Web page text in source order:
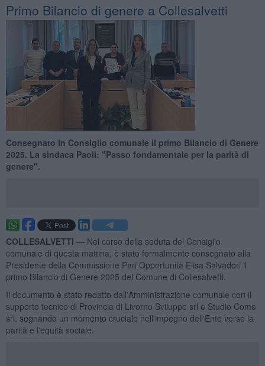
Primo Bilancio di genere a Collesalvetti
Consegnato in Consiglio comunale il primo Bilancio di Genere
2025. La sindaca Paoli: "Passo fondamentale per la parità di
genere".
COLLESALVETTI — Nel corso della seduta del Consiglio
comunale di questa mattina, è stato formalmente consegnato alla
Presidente della Commissione Pari Opportunità Elisa Salvadori il
primo Bilancio di Genere 2025 del Comune di Collesalvetti.
Il documento è stato redatto dall'Amministrazione comunale con il
supporto tecnico di Provincia di Livorno Sviluppo srl e Studio Come
srl, segnando un momento cruciale nell'impegno dell'Ente verso la
parità e l'equità sociale.